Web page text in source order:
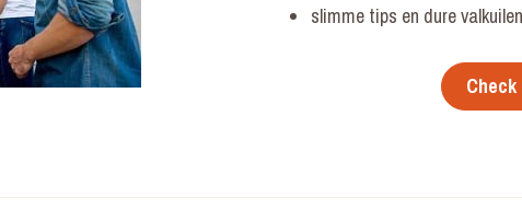
slimme tips en dure